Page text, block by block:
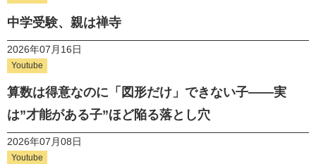
中学受験、親は禅寺
2026年07月16日
Youtube
算数は得意なのに「図形だけ」できない子——実
は”才能がある子”ほど陥る落とし穴
2026年07月08日
Youtube